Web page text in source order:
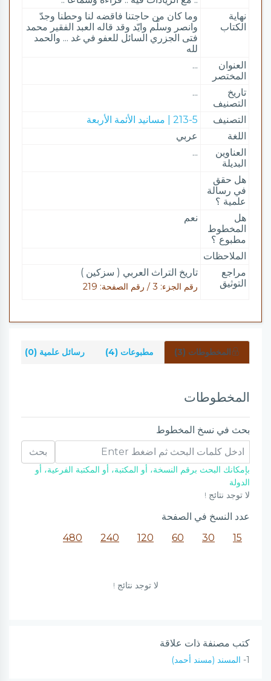
نهاية
الكتاب
وما كان من حاجتنا فاقضه لنا وحطنا وجدّ
وانصر وسلّم وايّد وقد قاله العبد الفقير محمد
فتى الجزري السائل للعفو في غد ... والحمد
لله
العنوان
المختصر
...
تاريخ
التصنيف
...
التصنيف
213-5 | مسانيد الأئمة الأربعة
اللغة
عربي
العناوين
البديلة
...
هل حقق
في رسالة
علمية ؟
هل
المخطوط
مطبوع ؟
نعم
الملاحظات
مراجع
التوثيق
تاريخ التراث العربي ( سزكين )
رقم الجزء: 3 / رقم الصفحة: 219
المخطوطات (3) مطبوعات (4) رسائل علمية (0)
المخطوطات
بحث في نسخ المخطوط
بحث
بإمكانك البحث برقم النسخة، أو المكتبة، أو المكتبة الفرعية، أو
الدولة
لا توجد نتائج !
عدد النسخ في الصفحة
15
30
60
120
240
480
لا توجد نتائج !
كتب مصنفة ذات علاقة
1- المسند (مسند أحمد)